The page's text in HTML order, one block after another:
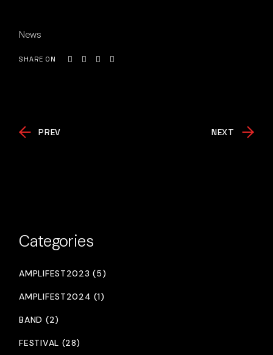
News
SHARE ON
PREV NEXT
Categories
AMPLIFEST2023 (5)
AMPLIFEST2024 (1)
BAND (2)
FESTIVAL (28)